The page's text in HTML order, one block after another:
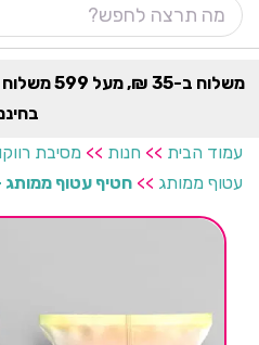
משלוח ב-
עמוד הבית >> חנות >> מסיבת
עטוף ממותג >> חטיף עטוף ממותג